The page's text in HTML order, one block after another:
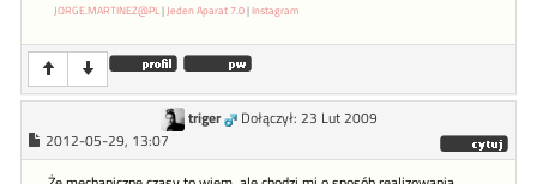
JORGE.MARTINEZ@PL| Jeden Aparat 7.0|Instagram
triger
Dołączył: 23 Lut 2009
2012-05-29, 13:07